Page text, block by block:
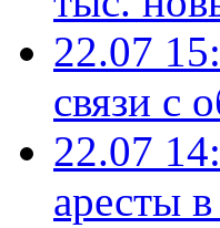
22.07
связи с
22.07
аресты